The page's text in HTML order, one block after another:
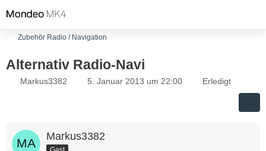
Zubehör Radio / Navigation
Alternativ Radio-Navi
Markus3382 5. Januar 2013 um 22:00 Erledigt
Markus3382